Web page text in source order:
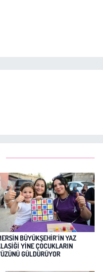
BÜYÜKŞEHİR’İN YAZ
YİNE ÇOCUKLARIN
GÜLDÜRÜYOR